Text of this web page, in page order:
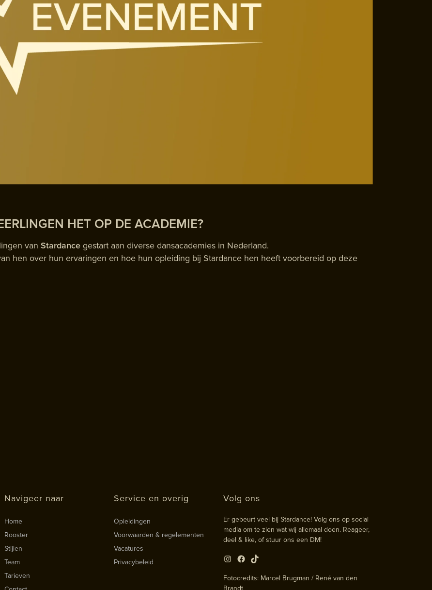
HET OP DE ACADEMIE?
van Stardance gestart aan diverse dansacademies in Nederland.
hen over hun ervaringen en hoe hun opleiding bij Stardance hen heeft voorbereid op deze
Navigeer naar
Home
Rooster
Stijlen
Team
Tarieven
Service en overig
Opleidingen
Voorwaarden & regelementen
Vacatures
Privacybeleid
Volg ons
Er gebeurt veel bij Stardance! Volg ons op social
media om te zien wat wij allemaal doen. Reageer,
deel & like, of stuur ons een DM!
Instagram
Facebook
TikTok
Fotocredits: Marcel Brugman / René van den